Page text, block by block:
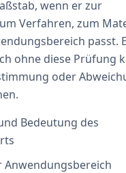
wenn er zur
Verfahren, zum
passt.
ohne diese Prüfung
oder
Bedeutung des
Anwendungsbereich